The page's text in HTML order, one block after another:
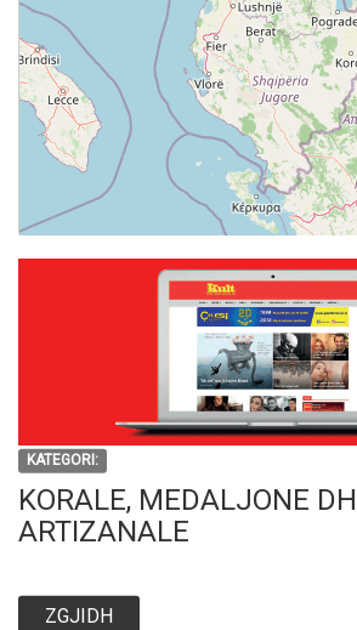
KATEGORI:
KORALE, MEDALJONE
ARTIZANALE
ZGJIDH